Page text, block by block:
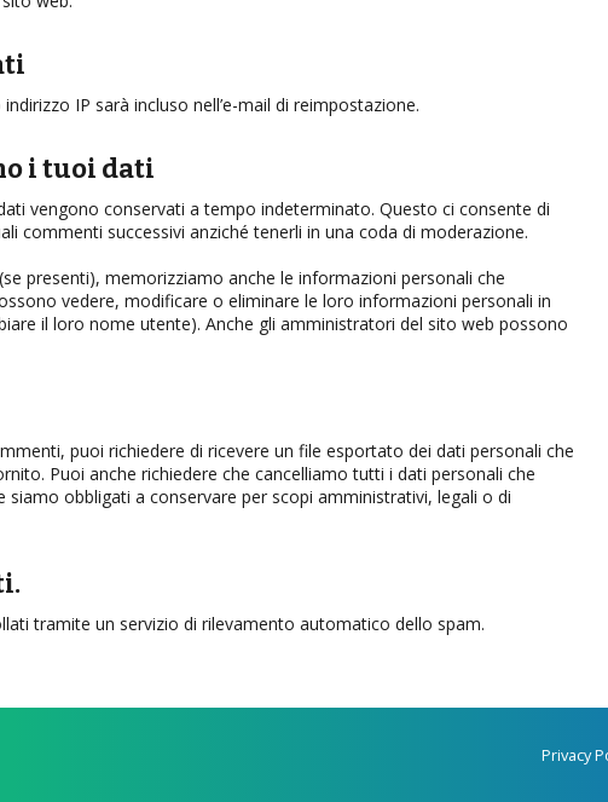
IP sarà incluso nell’e-mail di reimpostazione.
i tuoi dati
vengono conservati a tempo indeterminato. Questo ci consente di
commenti successivi anziché tenerli in una coda di moderazione.
presenti), memorizziamo anche le informazioni personali che
vedere, modificare o eliminare le loro informazioni personali in
il loro nome utente). Anche gli amministratori del sito web possono
puoi richiedere di ricevere un file esportato dei dati personali che
Puoi anche richiedere che cancelliamo tutti i dati personali che
obbligati a conservare per scopi amministrativi, legali o di
tramite un servizio di rilevamento automatico dello spam.
Privacy